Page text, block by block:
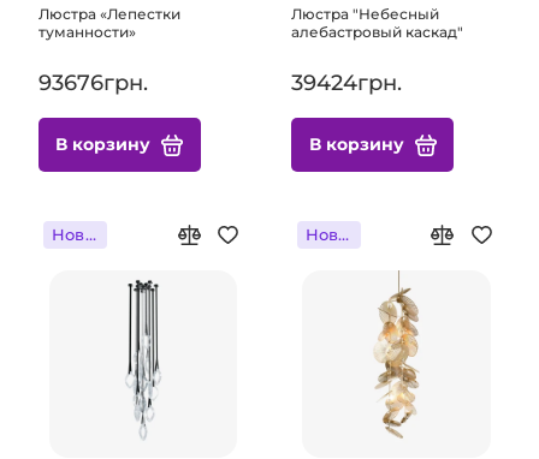
Люстра «Лепестки
туманности»
93676грн.
В корзину
Люстра "Небесный
алебастровый каскад"
39424грн.
В корзину
Новинка Новинка